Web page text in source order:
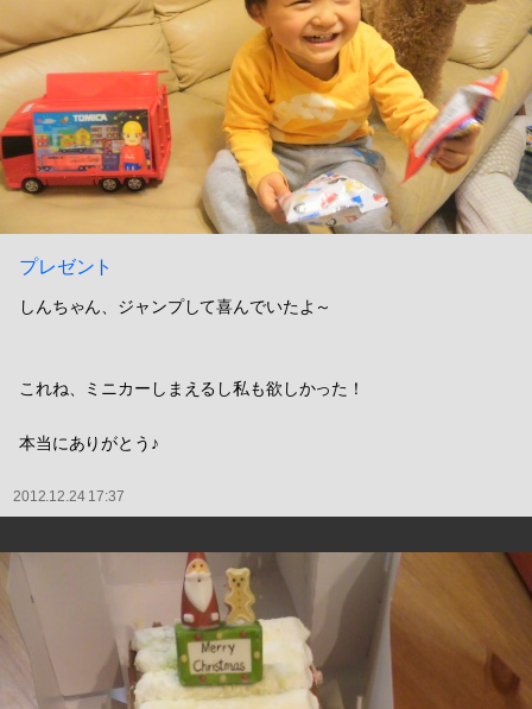
プレゼント
しんちゃん、ジャンプして喜んでいたよ～
これね、ミニカーしまえるし私も欲しかった！
本当にありがとう♪
2012.12.24 17:37